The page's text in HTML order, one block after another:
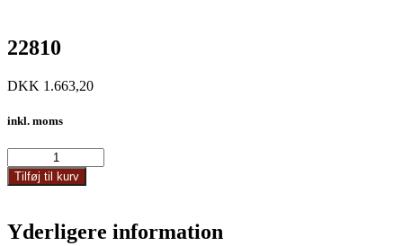
22810
DKK 1.663,20
inkl. moms
antal
Tilføj til kurv
Yderligere information